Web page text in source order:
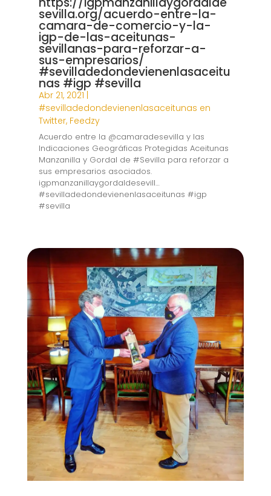
sevilla.org/acuerdo-entre-la-
camara-de-comercio-y-la-
igp-de-las-aceitunas-
sevillanas-para-reforzar-a-
sus-empresarios/
#sevilladedondevienenlasaceitu
nas #igp #sevilla
Abr 21, 2021
#sevilladedondevienenlasaceitunas en
Twitter, Feedzy
Acuerdo entre la @camaradesevilla y las
Indicaciones Geográficas Protegidas Aceitunas
Manzanilla y Gordal de #Sevilla para reforzar a
sus empresarios asociados.
igpmanzanillaygordaldesevill…
#sevilladedondevienenlasaceitunas #igp
#sevilla